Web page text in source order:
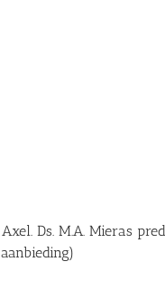
Ds. M.A. Mieras